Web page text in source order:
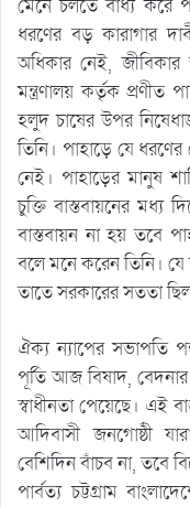
মেনে চলতে বাধ্য করে
ধরণের বড় কারাগার
অধিকার নেই, জীবিকার
মন্ত্রণালয় কর্তৃক
হলুদ চাষের উপর
তিনি। পাহাড়ে যে
নেই। পাহাড়ের মানুষ
চুক্তি বাস্তবায়নের মধ্য
বাস্তবায়ন না হয় তবে
বলে মনে করেন তিনি। যে
তাতে সরকারের সততা
ঐক্য ন্যাপের সভাপতি
পূর্তি আজ বিষাদ,
স্বাধীনতা পেয়েছে। এই
আদিবাসী জনগোষ্ঠী
বেশিদিন বাঁচব না, তবে
পার্বত্য চট্টগ্রাম